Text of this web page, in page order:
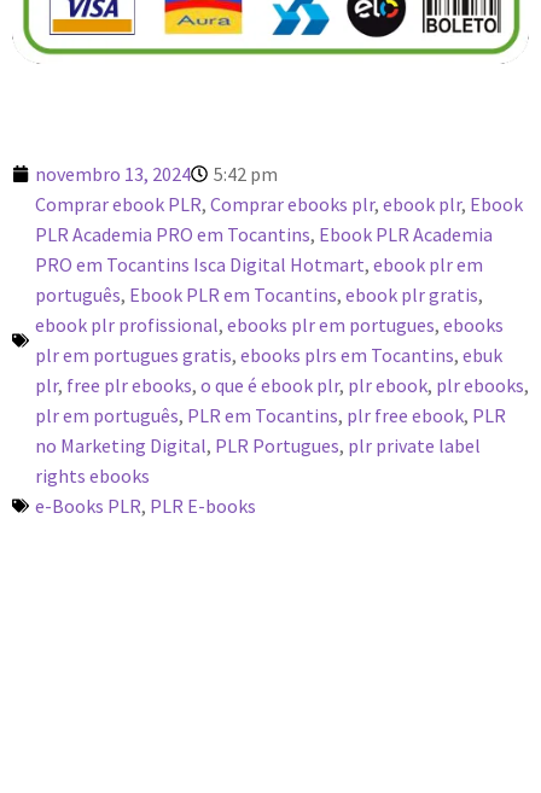
novembro 13, 2024
5:42 pm
Comprar ebook PLR, Comprar ebooks plr, ebook plr, Ebook
PLR Academia PRO em Tocantins, Ebook PLR Academia
PRO em Tocantins Isca Digital Hotmart, ebook plr em
português, Ebook PLR em Tocantins, ebook plr gratis,
ebook plr profissional, ebooks plr em portugues, ebooks
plr em portugues gratis, ebooks plrs em Tocantins, ebuk
plr, free plr ebooks, o que é ebook plr, plr ebook, plr ebooks,
plr em português, PLR em Tocantins, plr free ebook, PLR
no Marketing Digital, PLR Portugues, plr private label
rights ebooks
e-Books PLR, PLR E-books